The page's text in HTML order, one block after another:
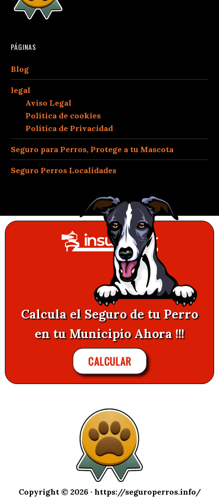
PÁGINAS
Blog
legal
Aviso Legal
Política de cookies
Política de Privacidad
Seguro para Perros, Protege a tu Mascota
Seguro Perros Localidades
Calcula el Seguro de tu Perro
en tu Municipio Ahora !!!
CALCULAR
Copyright © 2026 · https://seguroperros.info/